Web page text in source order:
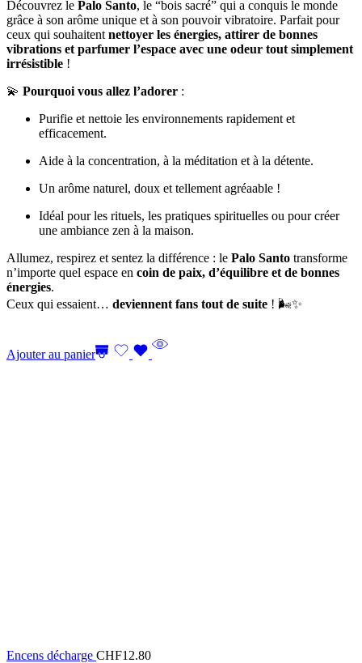
Découvrez le Palo Santo, le “bois sacré” qui a conquis le monde
grâce à son arôme unique et à son pouvoir vibratoire. Parfait pour
ceux qui souhaitent nettoyer les énergies, attirer de bonnes
vibrations et parfumer l’espace avec une odeur tout simplement
irrésistible !
💫 Pourquoi vous allez l’adorer :
Purifie et nettoie les environnements rapidement et
efficacement.
Aide à la concentration, à la méditation et à la détente.
Un arôme naturel, doux et tellement agréaable !
Idéal pour les rituels, les pratiques spirituelles ou pour créer
une ambiance zen à la maison.
Allumez, respirez et sentez la différence : le Palo Santo transforme
n’importe quel espace en coin de paix, d’équilibre et de bonnes
énergies.
Ceux qui essaient… deviennent fans tout de suite ! 🌬️✨
Ajouter au panier
Encens décharge CHF12.80